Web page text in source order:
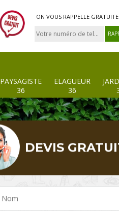
ON VOUS RAPPELLE
PAYSAGISTE
36
ELAGUEUR
36
Paysagiste 36
DEVIS